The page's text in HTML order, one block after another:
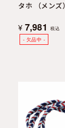
タホ （メンズ）
¥ 7,981 税込